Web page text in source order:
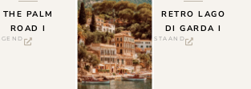
THE PALM
ROAD I
RETRO LAGO
DI GARDA I
STAAND